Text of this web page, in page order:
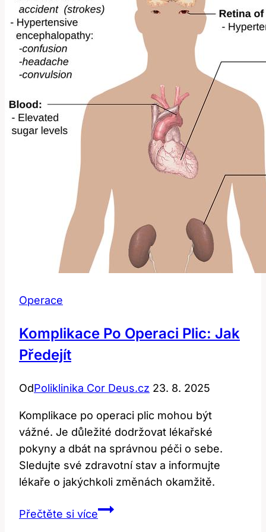
Operace
Komplikace Po Operaci Plic: Jak
Předejít
OdPoliklinika Cor Deus.cz 23. 8. 2025
Komplikace po operaci plic mohou být
vážné. Je důležité dodržovat lékařské
pokyny a dbát na správnou péči o sebe.
Sledujte své zdravotní stav a informujte
lékaře o jakýchkoli změnách okamžitě.
Přečtěte si víceKomplikace